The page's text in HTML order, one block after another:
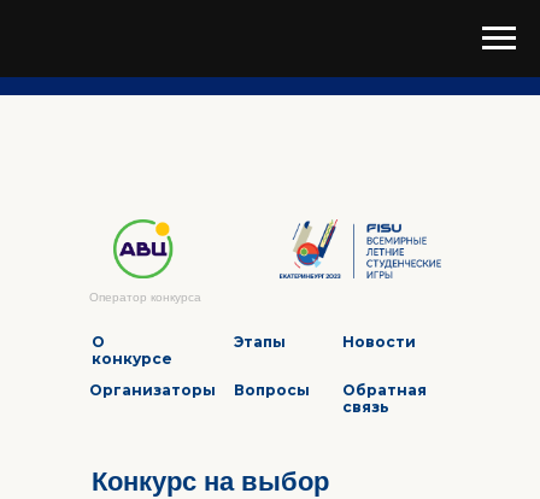
Вопросы
Организаторы
Этапы
О
конкурсе
Конкурс на выбор
Новости
Обратная
связь
Оператор конкурса